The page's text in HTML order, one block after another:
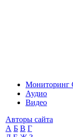
Аудио
Видео
Авторы сайта
А Б В Г